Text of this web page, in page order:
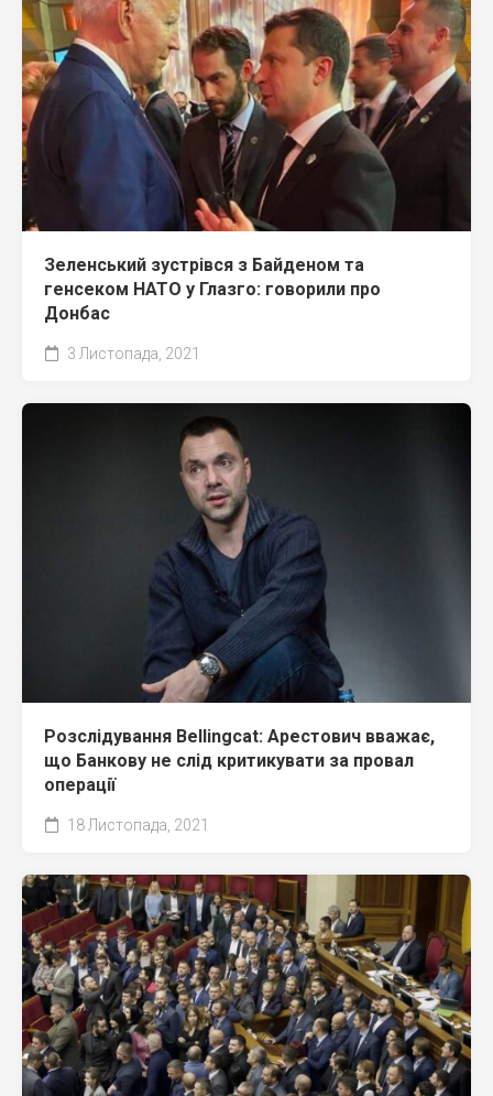
Зеленський зустрівся з Байденом та
генсеком НАТО у Глазго: говорили про
Донбас
3 Листопада, 2021
Розслідування Bellingcat: Арестович вважає,
що Банкову не слід критикувати за провал
операції
18 Листопада, 2021